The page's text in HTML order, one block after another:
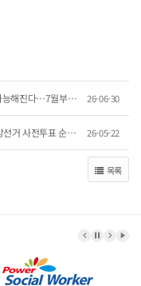
중증 당뇨 환자도 장애인 등록 가능해진다…7월부터 ‘췌장장애’ 추가 26-06-30
쉽게 설명한 제9회 전국동시지방선거 사전투표 순서 안내 26-05-22
목록
이전 배너
배너 정지
다음배